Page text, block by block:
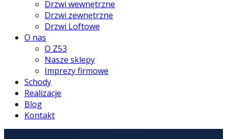
Drzwi wewnętrzne
Drzwi zewnętrzne
Drzwi Loftowe
O nas
O Z53
Nasze sklepy
Imprezy firmowe
Schody
Realizacje
Blog
Kontakt